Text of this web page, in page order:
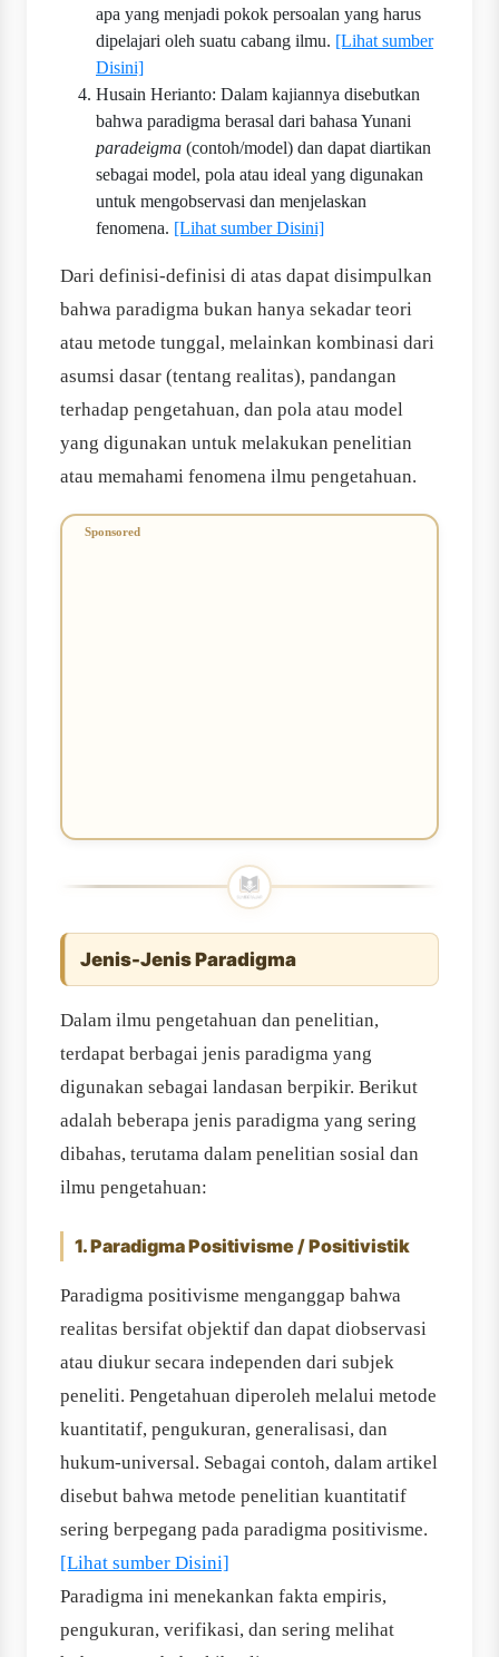
apa yang menjadi pokok persoalan yang harus
dipelajari oleh suatu cabang ilmu. [Lihat sumber
Disini]
Husain Herianto: Dalam kajiannya disebutkan
bahwa paradigma berasal dari bahasa Yunani
paradeigma (contoh/model) dan dapat diartikan
sebagai model, pola atau ideal yang digunakan
untuk mengobservasi dan menjelaskan
fenomena. [Lihat sumber Disini]
Dari definisi-definisi di atas dapat disimpulkan
bahwa paradigma bukan hanya sekadar teori
atau metode tunggal, melainkan kombinasi dari
asumsi dasar (tentang realitas), pandangan
terhadap pengetahuan, dan pola atau model
yang digunakan untuk melakukan penelitian
atau memahami fenomena ilmu pengetahuan.
Jenis-Jenis Paradigma
Dalam ilmu pengetahuan dan penelitian,
terdapat berbagai jenis paradigma yang
digunakan sebagai landasan berpikir. Berikut
adalah beberapa jenis paradigma yang sering
dibahas, terutama dalam penelitian sosial dan
ilmu pengetahuan:
1. Paradigma Positivisme / Positivistik
Paradigma positivisme menganggap bahwa
realitas bersifat objektif dan dapat diobservasi
atau diukur secara independen dari subjek
peneliti. Pengetahuan diperoleh melalui metode
kuantitatif, pengukuran, generalisasi, dan
hukum-universal. Sebagai contoh, dalam artikel
disebut bahwa metode penelitian kuantitatif
sering berpegang pada paradigma positivisme.
[Lihat sumber Disini]
Paradigma ini menekankan fakta empiris,
pengukuran, verifikasi, dan sering melihat